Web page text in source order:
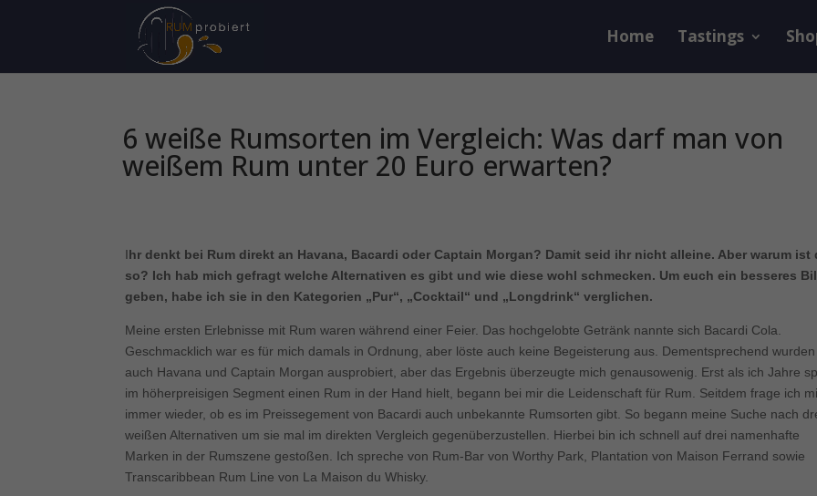
Home Tastings
6 weiße Rumsorten im Vergleich: Was darf man von
weißem Rum unter 20 Euro erwarten?
Ihr denkt bei Rum direkt an Havana, Bacardi oder Captain Morgan? Damit seid ihr nicht alleine. Aber warum ist
so? Ich hab mich gefragt welche Alternativen es gibt und wie diese wohl schmecken. Um euch ein besseres
geben, habe ich sie in den Kategorien „Pur“, „Cocktail“ und „Longdrink“ verglichen.
Meine ersten Erlebnisse mit Rum waren während einer Feier. Das hochgelobte Getränk nannte sich Bacardi Cola.
Geschmacklich war es für mich damals in Ordnung, aber löste auch keine Begeisterung aus. Dementsprechend wurden
auch Havana und Captain Morgan ausprobiert, aber das Ergebnis überzeugte mich genausowenig. Erst als ich Jahre
im höherpreisigen Segment einen Rum in der Hand hielt, begann bei mir die Leidenschaft für Rum. Seitdem frage ich
immer wieder, ob es im Preissegement von Bacardi auch unbekannte Rumsorten gibt. So begann meine Suche nach
weißen Alternativen um sie mal im direkten Vergleich gegenüberzustellen. Hierbei bin ich schnell auf drei namenhafte
Marken in der Rumszene gestoßen. Ich spreche von Rum-Bar von Worthy Park, Plantation von Maison Ferrand sowie
Transcaribbean Rum Line von La Maison du Whisky.